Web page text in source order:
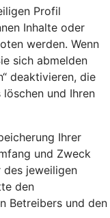
Profil
Inhalte oder
werden. Wenn
sich abmelden
deaktivieren, die
und Ihren
Ihrer
und Zweck
des jeweiligen
den
Betreibers und den